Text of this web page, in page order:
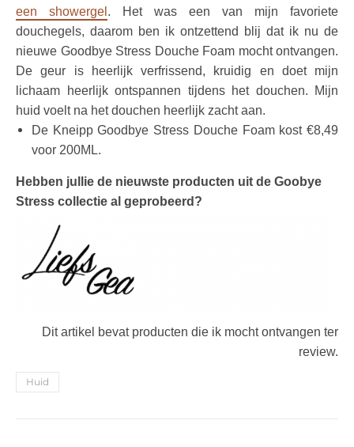
een showergel . Het was een van mijn favoriete
douchegels, daarom ben ik ontzettend blij dat ik nu de
nieuwe Goodbye Stress Douche Foam mocht ontvangen.
De geur is heerlijk verfrissend, kruidig en doet mijn
lichaam heerlijk ontspannen tijdens het douchen. Mijn
huid voelt na het douchen heerlijk zacht aan.
De Kneipp Goodbye Stress Douche Foam kost €8,49
voor 200ML.
Hebben jullie de nieuwste producten uit de Goobye
Stress collectie al geprobeerd?
Dit artikel bevat producten die ik mocht ontvangen ter
review.
Huid